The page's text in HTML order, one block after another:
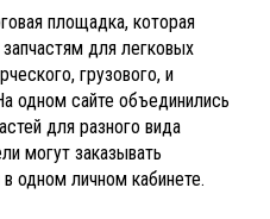
площадка, которая
для легковых
грузового, и
одном сайте объединились
для разного вида
могут заказывать
одном личном кабинете.